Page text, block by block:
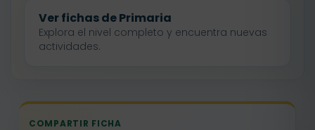
Ver fichas de Primaria
Explora el nivel completo y encuentra nuevas
actividades.
COMPARTIR FICHA